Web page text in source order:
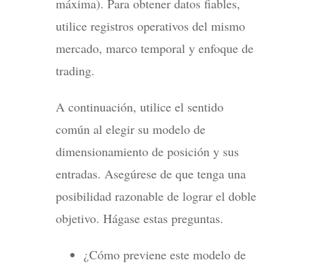
máxima). Para obtener datos fiables,
utilice registros operativos del mismo
mercado, marco temporal y enfoque de
trading.
A continuación, utilice el sentido
común al elegir su modelo de
dimensionamiento de posición y sus
entradas. Asegúrese de que tenga una
posibilidad razonable de lograr el doble
objetivo. Hágase estas preguntas.
¿Cómo previene este modelo de